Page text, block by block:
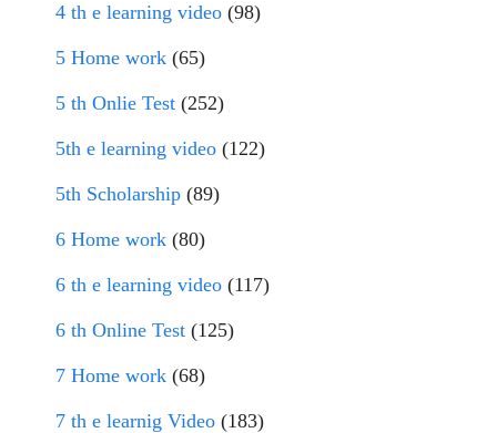
4 th e learning video (98)
5 Home work (65)
5 th Onlie Test (252)
5th e learning video (122)
5th Scholarship (89)
6 Home work (80)
6 th e learning video (117)
6 th Online Test (125)
7 Home work (68)
7 th e learnig Video (183)